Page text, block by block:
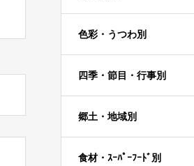
色彩・うつわ別
四季・節目・行事別
郷土・地域別
食材・ｽｰﾊﾟｰﾌｰﾄﾞ別